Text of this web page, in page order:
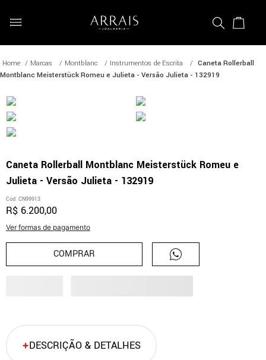
Marcas Montblanc Instrumentos de Escrita
Caneta Rollerball
Montblanc Meisterstück Romeu e Julieta - Versão Julieta - 132919
Caneta Rollerball Montblanc Meisterstück Romeu e
Julieta - Versão Julieta - 132919
Cód: CN99913
R$ 6.200,00
Ver formas de pagamento
COMPRAR
DESCRIÇÃO & DETALHES